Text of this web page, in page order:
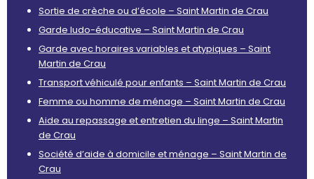
Sortie de crèche ou d’école – Saint Martin de Crau
Garde ludo-éducative – Saint Martin de Crau
Garde avec horaires variables et atypiques – Saint
Martin de Crau
Transport véhiculé pour enfants – Saint Martin de Crau
Femme ou homme de ménage – Saint Martin de Crau
Aide au repassage et entretien du linge – Saint Martin
de Crau
Société d’aide à domicile et ménage – Saint Martin de
Crau